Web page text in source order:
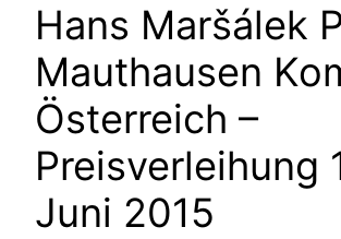
Hans Maršálek
Mauthausen
Österreich –
Preisverleihung
Juni 2015